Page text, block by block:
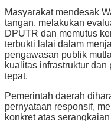
Masyarakat mendesak
tangan, melakukan
DPUTR dan memutus
terbukti lalai dalam
pengawasan publik
kualitas infrastruktur
tepat.
Pemerintah daerah
pernyataan responsif,
konkret atas